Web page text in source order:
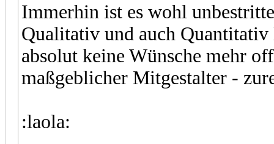
Immerhin ist es wohl
Qualitativ und auch
absolut keine Wünsche mehr
maßgeblicher Mitgestalter -
:laola: